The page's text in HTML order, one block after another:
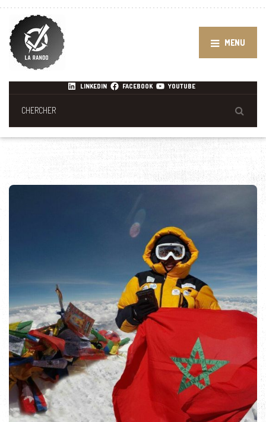
MENU
LINKEDIN FACEBOOK YOUTUBE